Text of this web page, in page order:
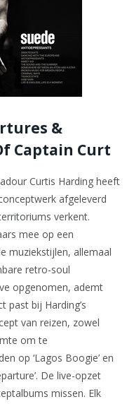
&
Captain Curt
Curtis Harding heeft
afgeleverd
verkent.
mee op een
muziekstijlen, allemaal
retro-soul
opgenomen, ademt
past bij Harding’s
van reizen, zowel
om te
op ‘Lagos Boogie’ en
De live-opzet
missen. Elk